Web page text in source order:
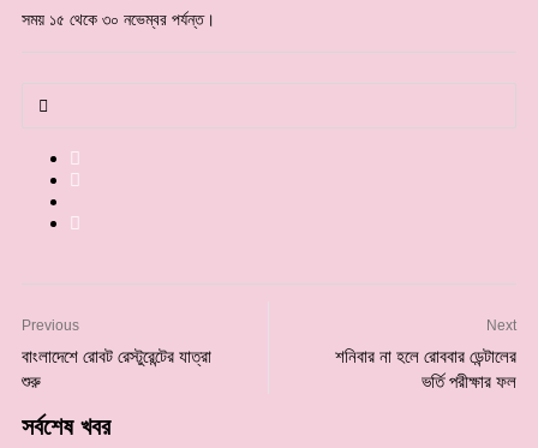
সময় ১৫ থেকে ৩০ নভেম্বর পর্যন্ত।
Previous
বাংলাদেশে রোবট রেস্টুরেন্টের যাত্রা
শুরু
Next
শনিবার না হলে রোববার ডেন্টালের
ভর্তি পরীক্ষার ফল
সর্বশেষ খবর